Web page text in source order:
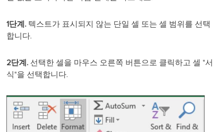
1단계. 텍스트가 표시되지 않는 단일 셀 또는 셀 범위를 선택
합니다.
2단계. 선택한 셀을 마우스 오른쪽 버튼으로 클릭하고 셀 "서
식"을 선택합니다.